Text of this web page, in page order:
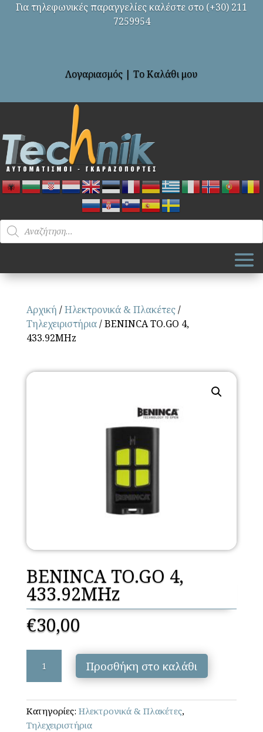
Για τηλεφωνικές παραγγελίες καλέστε στο (+30) 211
7259954
Λογαριασμός | Το Καλάθι μου
Products
search
Αρχική /Ηλεκτρονικά & Πλακέτες/
Τηλεχειριστήρια/ BENINCA TO.GO 4,
433.92MHz
BENINCA TO.GO 4,
433.92MHz
€30,00
TO.GO
4,
433.92MHz
ποσότητα
Προσθήκη στο καλάθι
Κατηγορίες: Ηλεκτρονικά & Πλακέτες,
Τηλεχειριστήρια